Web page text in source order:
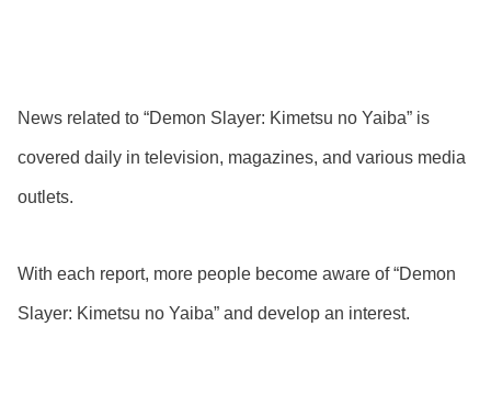
News related to “Demon Slayer: Kimetsu no Yaiba” is
covered daily in television, magazines, and various media
outlets.
With each report, more people become aware of “Demon
Slayer: Kimetsu no Yaiba” and develop an interest.